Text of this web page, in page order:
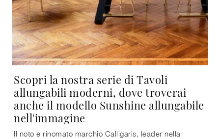
Scopri la nostra serie di Tavoli
allungabili moderni, dove troverai
anche il modello Sunshine allungabile
nell'immagine
Il noto e rinomato marchio Calligaris, leader nella